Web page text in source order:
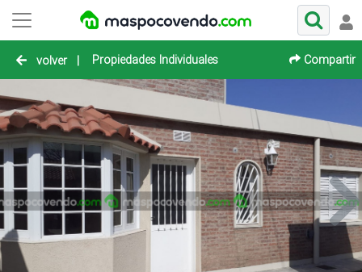
volver | Propiedades Individuales Compartir